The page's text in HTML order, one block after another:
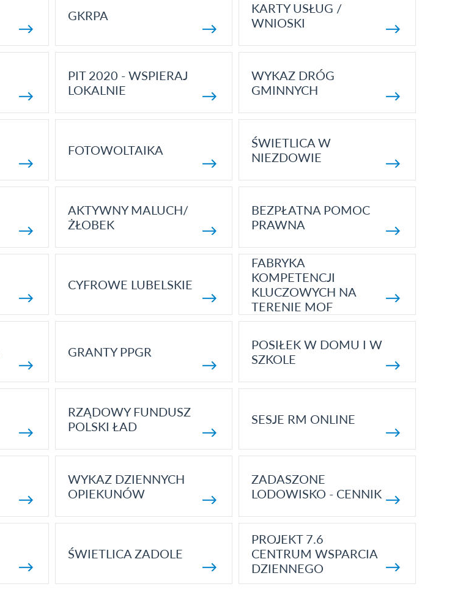
GKRPA
KARTY USŁUG /
WNIOSKI
PIT 2020 - WSPIERAJ
LOKALNIE
WYKAZ DRÓG
GMINNYCH
FOTOWOLTAIKA
ŚWIETLICA W
NIEZDOWIE
AKTYWNY MALUCH/
ŻŁOBEK
BEZPŁATNA POMOC
PRAWNA
CYFROWE LUBELSKIE
FABRYKA
KOMPETENCJI
KLUCZOWYCH NA
TERENIE MOF
GRANTY PPGR
POSIŁEK W DOMU I W
SZKOLE
RZĄDOWY FUNDUSZ
POLSKI ŁAD
SESJE RM ONLINE
WYKAZ DZIENNYCH
OPIEKUNÓW
ZADASZONE
LODOWISKO - CENNIK
ŚWIETLICA ZADOLE
PROJEKT 7.6
CENTRUM WSPARCIA
DZIENNEGO